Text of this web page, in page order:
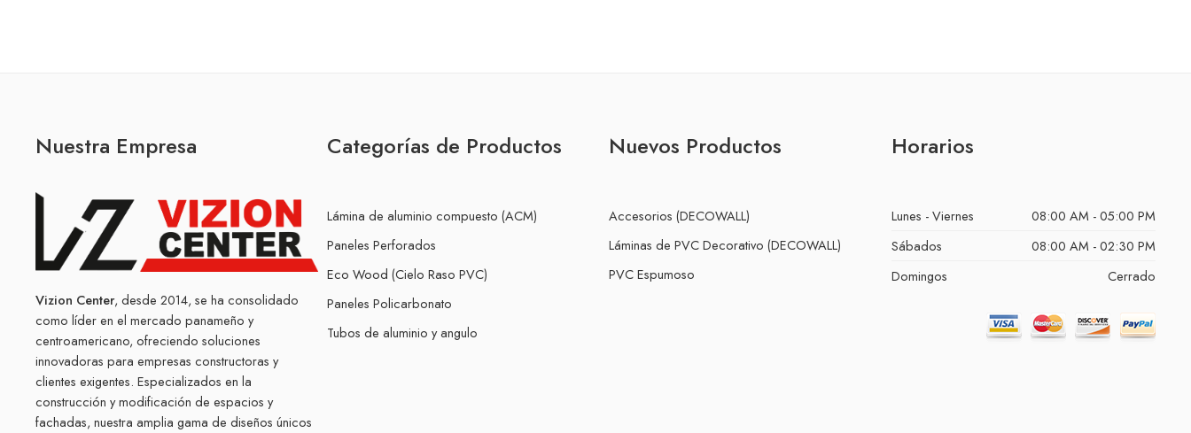
Nuestra Empresa
Vizion Center, desde 2014, se ha consolidado
como líder en el mercado panameño y
centroamericano, ofreciendo soluciones
innovadoras para empresas constructoras y
clientes exigentes. Especializados en la
construcción y modificación de espacios y
fachadas, nuestra amplia gama de diseños únicos
Categorías de Productos
Lámina de aluminio compuesto (ACM)
Paneles Perforados
Eco Wood (Cielo Raso PVC)
Paneles Policarbonato
Tubos de aluminio y angulo
Nuevos Productos
Accesorios (DECOWALL)
Láminas de PVC Decorativo (DECOWALL)
PVC Espumoso
Horarios
Lunes - Viernes
08:00 AM - 05:00 PM
Sábados
08:00 AM - 02:30 PM
Domingos
Cerrado